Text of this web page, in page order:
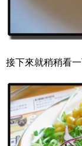
接下來就稍稍看